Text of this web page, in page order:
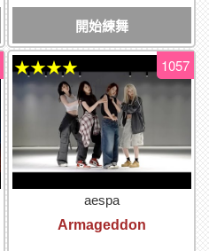
開始練舞
aespa
Armageddon
1057
★★★★